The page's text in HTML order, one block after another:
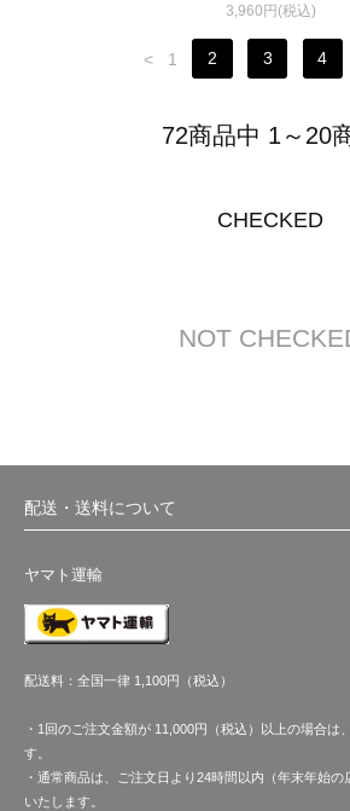
3,960円(税込)
< 1 2 3 4
72商品中 1～20
CHECKED
NOT
配送・送料について
ヤマト運輸
配送料：全国一律 1,100円（税込）
・1回のご注文金額が 11,000円（税込）以上の場合は
す。
・通常商品は、ご注文日より24時間以内（年末年始
いたします。